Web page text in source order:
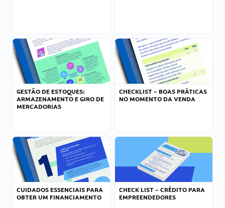
GESTÃO DE ESTOQUES:
ARMAZENAMENTO E GIRO DE
MERCADORIAS
CHECKLIST – BOAS PRÁTICAS
NO MOMENTO DA VENDA
CUIDADOS ESSENCIAIS PARA
OBTER UM FINANCIAMENTO
CHECK LIST – CRÉDITO PARA
EMPREENDEDORES